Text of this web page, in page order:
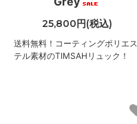
25,800円(税込)
送料無料！コーティングポリエス
テル素材のTIMSAHリュック！